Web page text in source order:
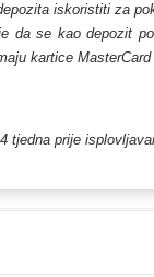
iskoristiti za
se kao depozit
kartice MasterCard
tjedna prije